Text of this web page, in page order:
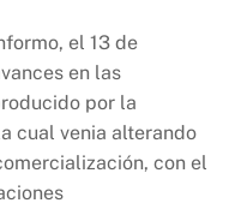
el 13 de
en las
por la
cual venia alterando
con el